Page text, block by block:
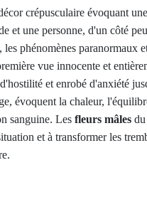
crépusculaire évoquant
et une personne, d'un côté
phénomènes paranormaux
vue innocente et
et enrobé d'anxiété
évoquent la chaleur,
sanguine. Les fleurs mâles
et à transformer les